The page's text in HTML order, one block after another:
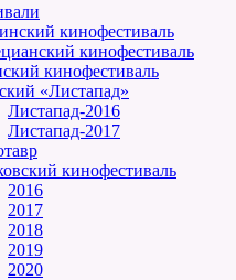
кинофестиваль
кинофестиваль
кинофестиваль
«Листапад»
Листапад-2016
Листапад-2017
кинофестиваль
2016
2017
2018
2019
2020